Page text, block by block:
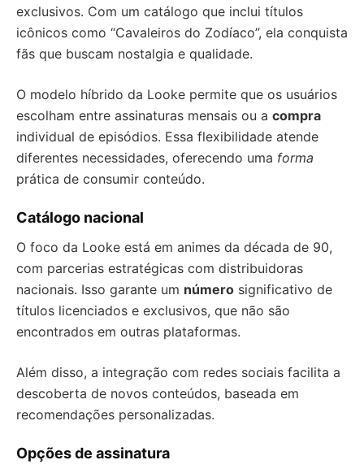
exclusivos. Com um catálogo que inclui títulos
icônicos como “Cavaleiros do Zodíaco”, ela conquista
fãs que buscam nostalgia e qualidade.
O modelo híbrido da Looke permite que os usuários
escolham entre assinaturas mensais ou a compra
individual de episódios. Essa flexibilidade atende
diferentes necessidades, oferecendo uma forma
prática de consumir conteúdo.
Catálogo nacional
O foco da Looke está em animes da década de 90,
com parcerias estratégicas com distribuidoras
nacionais. Isso garante um número significativo de
títulos licenciados e exclusivos, que não são
encontrados em outras plataformas.
Além disso, a integração com redes sociais facilita a
descoberta de novos conteúdos, baseada em
recomendações personalizadas.
Opções de assinatura